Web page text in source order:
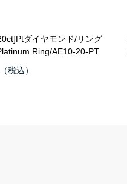
ダイヤモンド/リング
Ring/AE10-20-PT